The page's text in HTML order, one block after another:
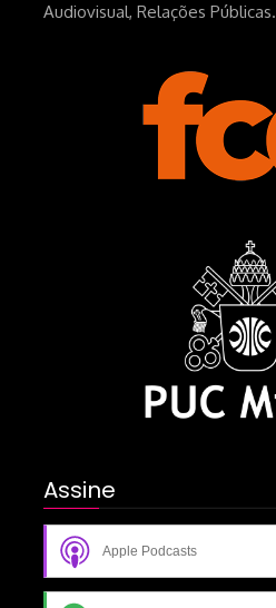
Audiovisual, Relações Públicas.
Assine
Apple Podcasts